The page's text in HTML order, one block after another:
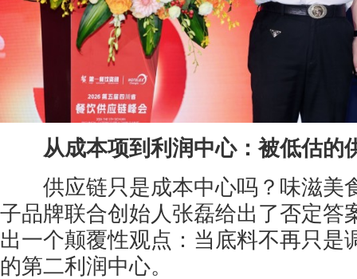
从成本项到利润中心：被低估的
供应链只是成本中心吗？味滋美
子品牌联合创始人张磊给出了否定答
出一个颠覆性观点：当底料不再只是
的第二利润中心。